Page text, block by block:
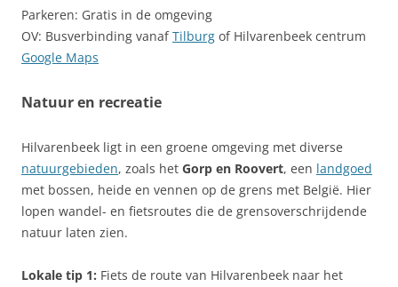
Parkeren: Gratis in de omgeving
OV: Busverbinding vanafTilburg of Hilvarenbeek centrum
Google Maps
Natuur en recreatie
Hilvarenbeek ligt in een groene omgeving met diverse
natuurgebieden, zoals het Gorp en Roovert, een landgoed
met bossen, heide en vennen op de grens met België. Hier
lopen wandel- en fietsroutes die de grensoverschrijdende
natuur laten zien.
Lokale tip 1: Fiets de route van Hilvarenbeek naar het